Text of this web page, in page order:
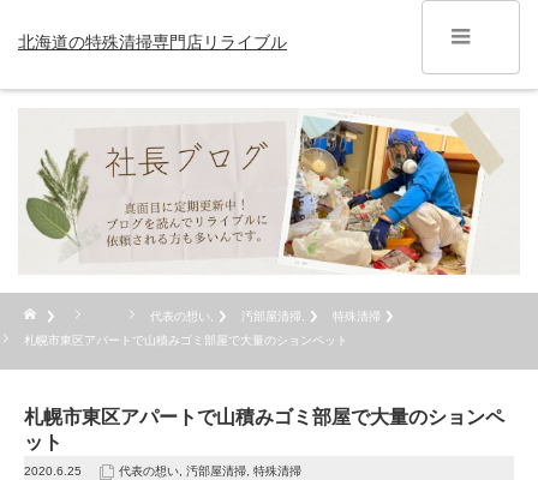
北海道の特殊清掃専門店リライブル
代表の想い, 汚部屋清掃,
特殊清掃
札幌市東区アパートで山積みゴミ部屋で大量のションペット
札幌市東区アパートで山積みゴミ部屋で大量のションペ
ット
2020.6.25 代表の想い, 汚部屋清掃, 特殊清掃